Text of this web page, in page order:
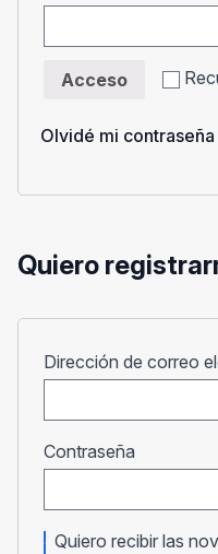
Acceso
Olvidé mi contraseña
Quiero
Dirección de correo
Contraseña
Quiero recibir las